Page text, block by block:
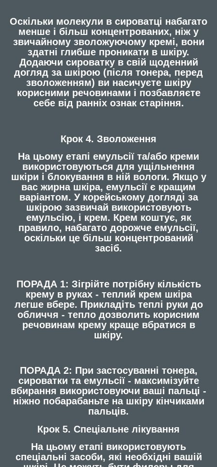
Оскільки молекули в сироватці набагато
менше і більш концентрованих, ніж у
звичайному зволожуючому кремі, вони
здатні глибше проникати в шкіру.
Додаючи сироватку в свій щоденний
догляд за шкірою (після тонера, перед
зволоженням) ви насичуєте шкіру
корисними речовинами і позбавляєте
себе від ранніх ознак старіння.
Крок 4. Зволоження
На цьому етапі емульсії та/або креми
використовуються для ущільнення
шкіри і блокування в ній вологи. Якщо у
вас жирна шкіра, емульсії є кращим
варіантом. У корейському догляді за
шкірою зазвичай використовують
емульсію, і крем. Крем коштує, як
правило, набагато дорожче емульсії,
оскільки це більш концентрований
засіб.
ПОРАДА 1: Зігрійте потрібну кількість
крему в руках - теплий крем шкіра
легше вбере. Прикладіть теплі руки до
обличчя - тепло дозволить корисним
речовинам крему краще вбратися в
шкіру.
ПОРАДА 2: При застосуванні тонера,
сироватки та емульсії - максимізуйте
вбирання використовуючи ваші пальці -
ніжно побарабаньте на шкіру кінчиками
пальців.
Крок 5. Спеціальне лікування
На цьому етапі використовують
спеціальні засоби, які необхідні вашій